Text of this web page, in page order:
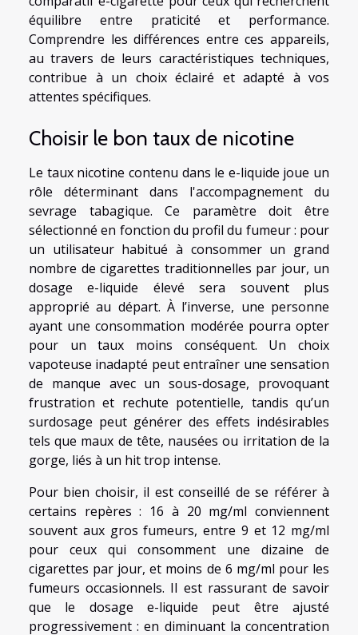
équilibre entre praticité et performance.
Comprendre les différences entre ces appareils,
au travers de leurs caractéristiques techniques,
contribue à un choix éclairé et adapté à vos
attentes spécifiques.
Choisir le bon taux de nicotine
Le taux nicotine contenu dans le e-liquide joue un
rôle déterminant dans l'accompagnement du
sevrage tabagique. Ce paramètre doit être
sélectionné en fonction du profil du fumeur : pour
un utilisateur habitué à consommer un grand
nombre de cigarettes traditionnelles par jour, un
dosage e-liquide élevé sera souvent plus
approprié au départ. À l’inverse, une personne
ayant une consommation modérée pourra opter
pour un taux moins conséquent. Un choix
vapoteuse inadapté peut entraîner une sensation
de manque avec un sous-dosage, provoquant
frustration et rechute potentielle, tandis qu’un
surdosage peut générer des effets indésirables
tels que maux de tête, nausées ou irritation de la
gorge, liés à un hit trop intense.
Pour bien choisir, il est conseillé de se référer à
certains repères : 16 à 20 mg/ml conviennent
souvent aux gros fumeurs, entre 9 et 12 mg/ml
pour ceux qui consomment une dizaine de
cigarettes par jour, et moins de 6 mg/ml pour les
fumeurs occasionnels. Il est rassurant de savoir
que le dosage e-liquide peut être ajusté
progressivement : en diminuant la concentration